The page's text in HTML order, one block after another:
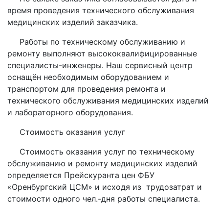
время проведения технического обслуживания
медицинских изделий заказчика.
Работы по техническому обслуживанию и
ремонту выполняют высококвалифицированные
специалисты-инженеры. Наш сервисный центр
оснащён необходимым оборудованием и
транспортом для проведения ремонта и
технического обслуживания медицинских изделий
и лабораторного оборудования.
Стоимость оказания услуг
Стоимость оказания услуг по техническому
обслуживанию и ремонту медицинских изделий
определяется Прейскуранта цен ФБУ
«Оренбургский ЦСМ» и исходя из трудозатрат и
стоимости одного чел.-дня работы специалиста.